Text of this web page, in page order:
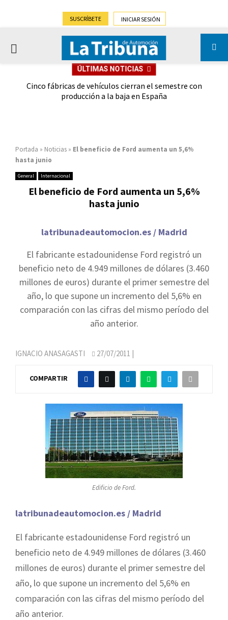
SUSCRÍBETE INICIAR SESIÓN
PRIMARY
ÚLTIMAS NOTICIAS
Cinco fábricas de vehículos cierran el semestre con
producción a la baja en España
Portada » Noticias » El beneficio de Ford aumenta un 5,6%
hasta junio
General Internacional
El beneficio de Ford aumenta un 5,6%
hasta junio
latribunadeautomocion.es / Madrid
El fabricante estadounidense Ford registró un
beneficio neto de 4.949 millones de dólares (3.460
millones de euros) durante el primer semestre del
año, lo que supone un incremento del 5,6% en
comparación con las cifras del mismo período del
año anterior.
IGNACIO ANASAGASTI 27/07/2011 |
COMPARTIR
Edificio de Ford.
latribunadeautomocion.es / Madrid
El fabricante estadounidense Ford registró un
beneficio neto de 4.949 millones de dólares (3.460
millones de euros) durante el primer semestre del
año, lo que supone un incremento del 5,6% en
comparación con las cifras del mismo período del
año anterior.